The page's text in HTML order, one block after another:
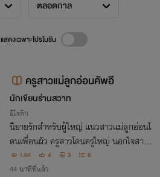
ตลอดกาล
แสดงเฉพาะโปรโมชัน
ครูสาวแม่ลูกอ่อนคัพอี
นักเขียนร่านสวาท
อีโรติก
นิยายรักสำหรับผู้ใหญ่ แนวสาวแม่ลูกอ่อนโ
ดนเพื่อนผัว ครูสาวโดนครูใหญ่ นอกใจสามี
แอบแซ่บ ไม่สมยอมแต่ติดใจ นางเอกมีน้ำน
ม nc 3p 18+
1.6K 4 3 8
44 นาทีที่แล้ว